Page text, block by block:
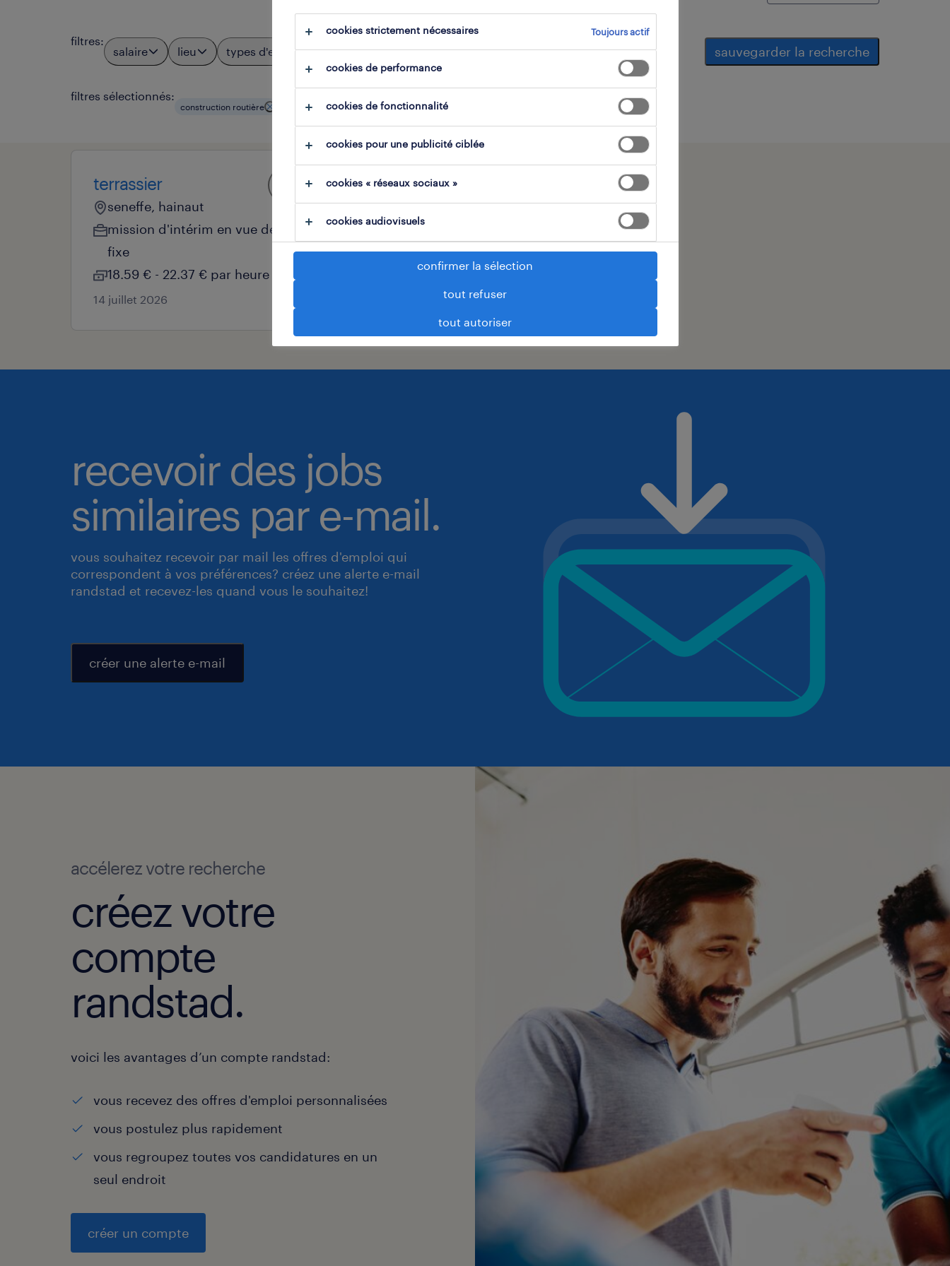
filtres:
salaire lieu types d'emploi 3 domaine professionnel tous les filtres 3 sauvegarder la recherche
filtres sélectionnés:
construction routière ingénieurs en construction collaborateur de maintenance aut tout effacer
terrassier
seneffe, hainaut
mission d'intérim en vue de
fixe
18.59 € - 22.37 € par heure
14 juillet 2026
recevoir des jobs
similaires par e-mail.
vous souhaitez recevoir par mail les offres d'emploi qui
correspondent à vos préférences? créez une alerte e-mail
randstad et recevez-les quand vous le souhaitez!
créer une alerte e-mail
accélerez votre recherche
créez votre
compte
randstad.
voici les avantages d’un compte randstad:
vous recevez des offres d'emploi personnalisées
vous postulez plus rapidement
vous regroupez toutes vos candidatures en un
seul endroit
créer un compte
cookies strictement nécessaires Toujours actif
cookies de performance
cookies de fonctionnalité
cookies pour une publicité ciblée
cookies « réseaux sociaux »
cookies audiovisuels
confirmer la sélection
tout refuser
tout autoriser